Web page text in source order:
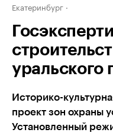
Екатеринбург
уральского
Историко-
проект зон охраны
Установленный